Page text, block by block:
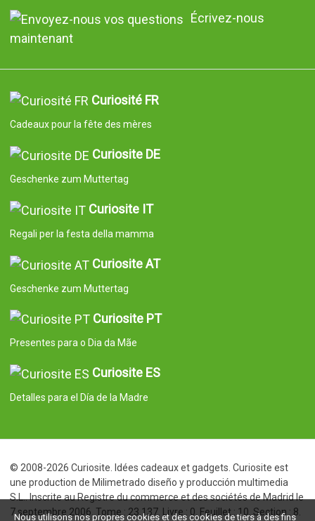
Écrivez-nous
maintenant
Curiosité FR
Cadeaux pour la fête des mères
Curiosite DE
Geschenke zum Muttertag
Curiosite IT
Regali per la festa della mamma
Curiosite AT
Geschenke zum Muttertag
Curiosite PT
Presentes para o Dia da Mãe
Curiosite ES
Detalles para el Día de la Madre
© 2008-2026 Curiosite. Idées cadeaux et gadgets. Curiosite est
une production de Milimetrado diseño y producción multimedia
S.L.. Inscrite au Registre du commerce et des sociétés de Madrid le
7 septembre 2006. Tome : 23.137. Livre : 0. Feuillet : 10. Section : 8.
Nous utilisons nos propres cookies et des cookies de tiers à des fins